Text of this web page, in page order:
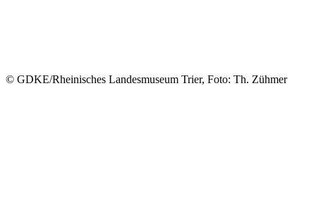
© GDKE/Rheinisches Landesmuseum Trier, Foto: Th. Zühmer